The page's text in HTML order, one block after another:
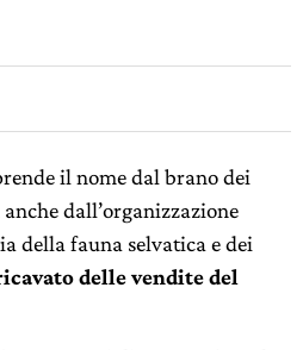
il nome dal brano dei
dall’organizzazione
della fauna selvatica e dei
delle vendite del